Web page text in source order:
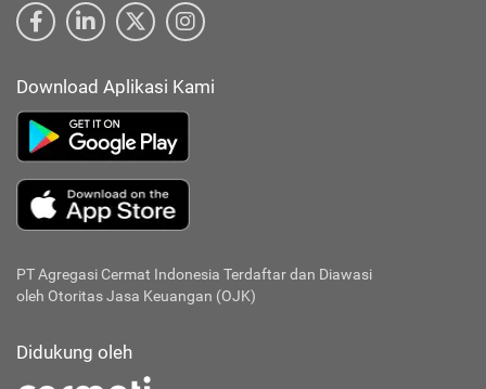
Download Aplikasi Kami
PT Agregasi Cermat Indonesia Terdaftar dan Diawasi
oleh Otoritas Jasa Keuangan (OJK)
Didukung oleh